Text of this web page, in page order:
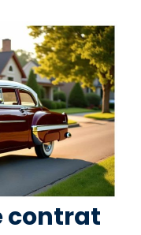
contrat